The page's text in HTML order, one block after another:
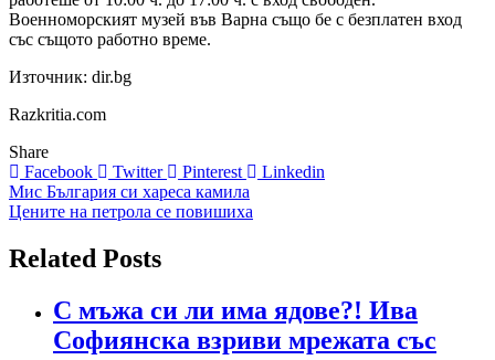
Военноморският музей във Варна също бе с безплатен вход
със същото работно време.
Източник: dir.bg
Razkritia.com
Share
Facebook
Twitter Pinterest Linkedin
Навигация
Мис България си хареса камила
Цените на петрола се повишиха
Related Posts
С мъжа си ли има ядове?! Ива
Софиянска взриви мрежата със